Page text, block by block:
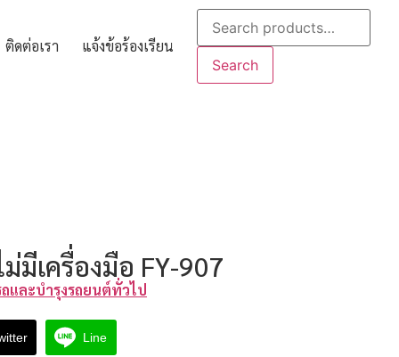
ติดต่อเรา แจ้งข้อร้องเรียน
Search
มีเครื่องมือ FY-907
และบำรุงรถยนต์ทั่วไป
Line